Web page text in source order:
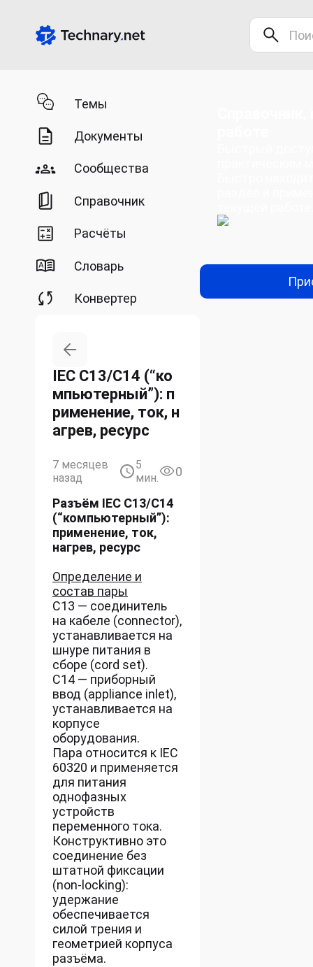
Темы
Документы
Сообщества
Справочник
Расчёты
Словарь
Конвертер
IEC C13/C14 (“ко
мпьютерный”): п
рименение, ток, н
агрев, ресурс
7 месяцев
назад
5
мин.
0
Разъём IEC C13/C14
(“компьютерный”):
применение, ток,
нагрев, ресурс
Определение и
состав пары
C13 — соединитель
на кабеле (connector),
устанавливается на
шнуре питания в
сборе (cord set).
C14 — приборный
ввод (appliance inlet),
устанавливается на
корпусе
оборудования.
Пара относится к IEC
60320 и применяется
для питания
однофазных
устройств
переменного тока.
Конструктивно это
соединение без
штатной фиксации
(non-locking):
удержание
обеспечивается
силой трения и
геометрией корпуса
разъёма.